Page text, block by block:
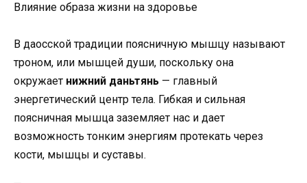
Влияние образа жизни на здоровье
В даосской традиции поясничную мышцу называют
троном, или мышцей души, поскольку она
окружает нижний даньтянь — главный
энергетический центр тела. Гибкая и сильная
поясничная мышца заземляет нас и дает
возможность тонким энергиям протекать через
кости, мышцы и суставы.